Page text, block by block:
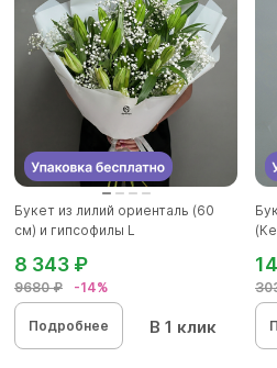
Букет из лилий ориенталь (60
см) и гипсофилы L
9680 ₽ -14%
8 343 ₽
Подробнее В 1 клик